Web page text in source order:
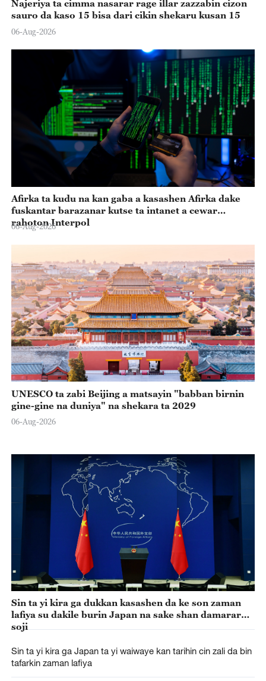
Najeriya ta cimma nasarar rage illar zazzabin cizon
sauro da kaso 15 bisa dari cikin shekaru kusan 15
06-Aug-2026
Afirka ta kudu na kan gaba a kasashen Afirka dake
fuskantar barazanar kutse ta intanet a cewar
rahoton Interpol
06-Aug-2026
UNESCO ta zabi Beijing a matsayin "babban birnin
gine-gine na duniya" na shekara ta 2029
06-Aug-2026
Sin ta yi kira ga dukkan kasashen da ke son zaman
lafiya su dakile burin Japan na sake shan damarar
soji
Sin ta yi kira ga Japan ta yi waiwaye kan tarihin cin zali da bin
tafarkin zaman lafiya